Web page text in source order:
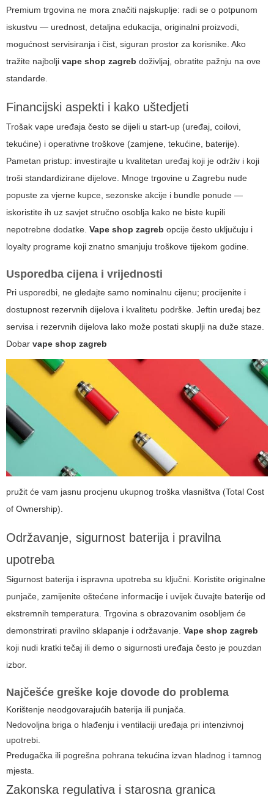
Premium trgovina ne mora značiti najskuplje: radi se o potpunom
iskustvu — urednost, detaljna edukacija, originalni proizvodi,
mogućnost servisiranja i čist, siguran prostor za korisnike. Ako
tražite najbolji vape shop zagreb doživljaj, obratite pažnju na ove
standarde.
Financijski aspekti i kako uštedjeti
Trošak vape uređaja često se dijeli u start-up (uređaj, coilovi,
tekućine) i operativne troškove (zamjene, tekućine, baterije).
Pametan pristup: investirajte u kvalitetan uređaj koji je održiv i koji
troši standardizirane dijelove. Mnoge trgovine u Zagrebu nude
popuste za vjerne kupce, sezonske akcije i bundle ponude —
iskoristite ih uz savjet stručno osoblja kako ne biste kupili
nepotrebne dodatke. Vape shop zagreb opcije često uključuju i
loyalty programe koji znatno smanjuju troškove tijekom godine.
Usporedba cijena i vrijednosti
Pri usporedbi, ne gledajte samo nominalnu cijenu; procijenite i
dostupnost rezervnih dijelova i kvalitetu podrške. Jeftin uređaj bez
servisa i rezervnih dijelova lako može postati skuplji na duže staze.
Dobar vape shop zagreb
pružit će vam jasnu procjenu ukupnog troška vlasništva (Total Cost
of Ownership).
Održavanje, sigurnost baterija i pravilna
upotreba
Sigurnost baterija i ispravna upotreba su ključni. Koristite originalne
punjače, zamijenite oštećene informacije i uvijek čuvajte baterije od
ekstremnih temperatura. Trgovina s obrazovanim osobljem će
demonstrirati pravilno sklapanje i održavanje. Vape shop zagreb
koji nudi kratki tečaj ili demo o sigurnosti uređaja često je pouzdan
izbor.
Najčešće greške koje dovode do problema
Korištenje neodgovarajućih baterija ili punjača.
Nedovoljna briga o hlađenju i ventilaciji uređaja pri intenzivnoj
upotrebi.
Predugačka ili pogrešna pohrana tekućina izvan hladnog i tamnog
mjesta.
Zakonska regulativa i starosna granica